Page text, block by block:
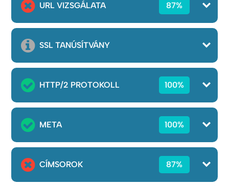
URL VIZSGÁLATA 87%
SSL TANÚSÍTVÁNY
HTTP/2 PROTOKOLL 100%
META 100%
CÍMSOROK 87%